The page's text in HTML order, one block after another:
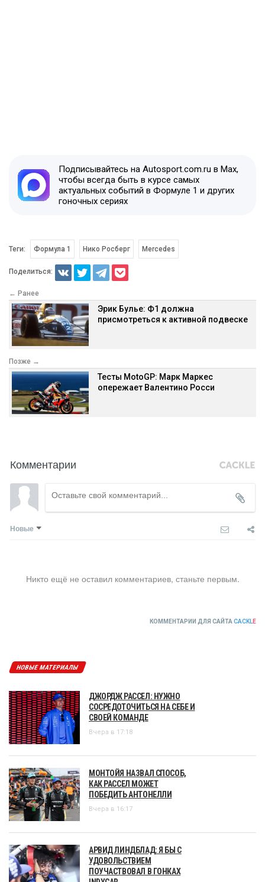
Подписывайтесь на Autosport.com.ru в Max,
чтобы всегда быть в курсе самых
актуальных событий в Формуле 1 и других
гоночных сериях
Теги: Формула 1 Нико Росберг Mercedes
Поделиться:
← Ранее
Эрик Булье: Ф1 должна
присмотреться к активной подвеске
Позже →
Тесты MotoGP: Марк Маркес
опережает Валентино Росси
Комментарии
Новые
Никто ещё не оставил комментариев, станьте первым.
КОММЕНТАРИИ ДЛЯ САЙТА CACKLE
НОВЫЕ МАТЕРИАЛЫ
ДЖОРДЖ РАССЕЛ: НУЖНО
СОСРЕДОТОЧИТЬСЯ НА СЕБЕ И
СВОЕЙ КОМАНДЕ
Вчера в 17:18
МОНТОЙЯ НАЗВАЛ СПОСОБ,
КАК РАССЕЛ МОЖЕТ
ПОБЕДИТЬ АНТОНЕЛЛИ
Вчера в 16:17
АРВИД ЛИНДБЛАД: Я БЫ С
УДОВОЛЬСТВИЕМ
ПОУЧАСТВОВАЛ В ГОНКАХ